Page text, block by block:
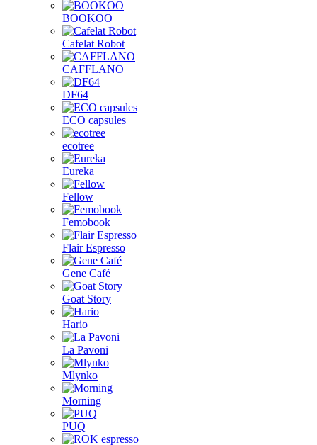
BOOKOO
Cafelat Robot
CAFFLANO
DF64
ECO capsules
ecotree
Eureka
Fellow
Femobook
Flair Espresso
Gene Café
Goat Story
Hario
La Pavoni
Mlynko
Morning
PUQ